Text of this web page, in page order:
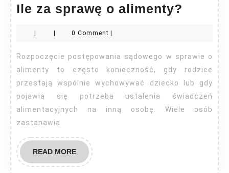
Ile za sprawę o alimenty?
sprawę
o
| | 0 Comment |
Rozpoczęcie postępowania sądowego w sprawie o
alimenty to często konieczność, gdy rodzice
przestają wspólnie wychowywać dziecko lub gdy
pojawia się potrzeba ustalenia świadczeń
alimentacyjnych na inną osobę. Wiele osób
zastanawia
READ MOREREAD
MORE